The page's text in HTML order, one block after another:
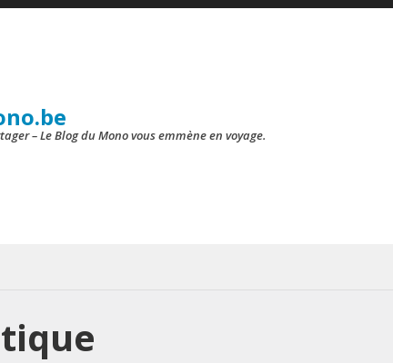
– Le Blog du Mono vous emmène en voyage.